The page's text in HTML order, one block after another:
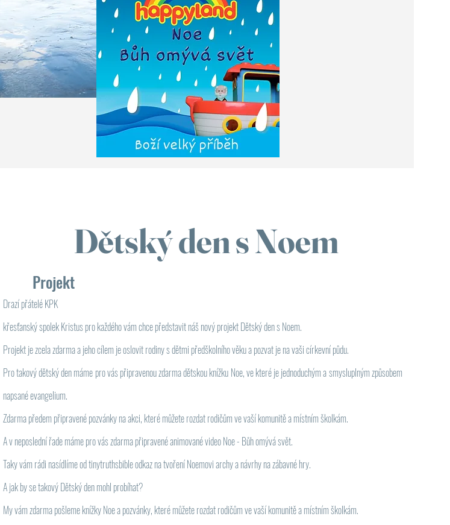
Projekt
Dětský den s Noem
Drazí přátelé KPK
křesťanský spolek Kristus pro každého vám chce představit náš nový projekt Dětský den s Noem.
Projekt je zcela zdarma a jeho cílem je oslovit rodiny s dětmi předškolního věku a pozvat je na vaši církevní půdu.
​Pro takový dětský den máme pro vás připravenou zdarma dětskou knížku Noe, ve které je jednoduchým a smysluplným způsobem
napsané evangelium.
​Zdarma předem připravené pozvánky na akci, které můžete rozdat rodičům ve vaší komunitě a místním školkám.
​A v neposlední řade máme pro vás zdarma připravené animované video Noe - Bůh omývá svět.
​Taky vám rádi nasídlíme od tinytruthsbible odkaz na tvoření Noemovi archy a návrhy na zábavné hry.
​A jak by se takový Dětský den mohl probíhat?
​My vám zdarma pošleme knížky Noe a pozvánky, které můžete rozdat rodičům ve vaší komunitě a místním školkám.